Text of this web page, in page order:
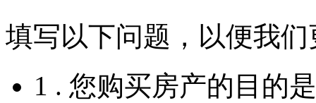
填写以下问题，以便我
1 . 您购买房产的目的